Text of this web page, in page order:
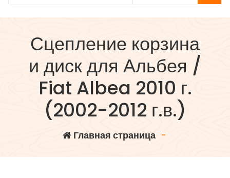
Сцепление корзина
и диск для Альбея /
Fiat Albea 2010 г.
(2002-2012 г.в.)
Главная страница-